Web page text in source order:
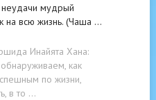
мудрый
на всю жизнь. (Чаша …
Инайята Хана:
как
по жизни,
в то …